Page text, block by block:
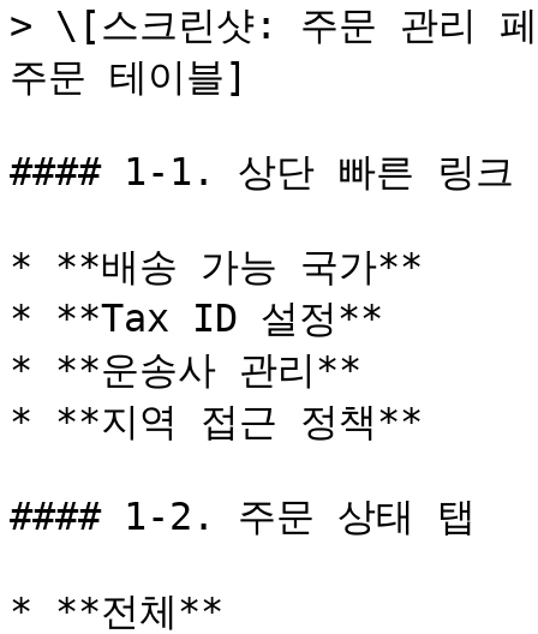
> \[스크린샷: 주문 관리
주문 테이블]
#### 1-1. 상단 빠른 링크
* **배송 가능 국가**
* **Tax ID 설정**
* **운송사 관리**
* **지역 접근 정책**
#### 1-2. 주문 상태 탭
* **전체**